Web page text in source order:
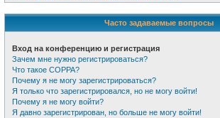
Часто задаваемые вопросы
Вход на конференцию и регистрация
Зачем мне нужно регистрироваться?
Что такое COPPA?
Почему я не могу зарегистрироваться?
Я только что зарегистрировался, но не могу войти!
Почему я не могу войти?
Я давно зарегистрирован, но больше не могу войти!